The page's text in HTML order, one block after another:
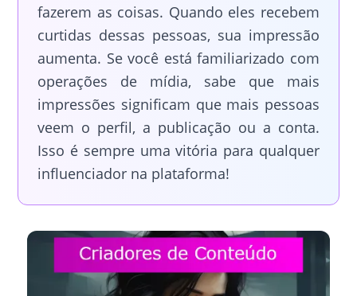
fazerem as coisas. Quando eles recebem
curtidas dessas pessoas, sua impressão
aumenta. Se você está familiarizado com
operações de mídia, sabe que mais
impressões significam que mais pessoas
veem o perfil, a publicação ou a conta.
Isso é sempre uma vitória para qualquer
influenciador na plataforma!